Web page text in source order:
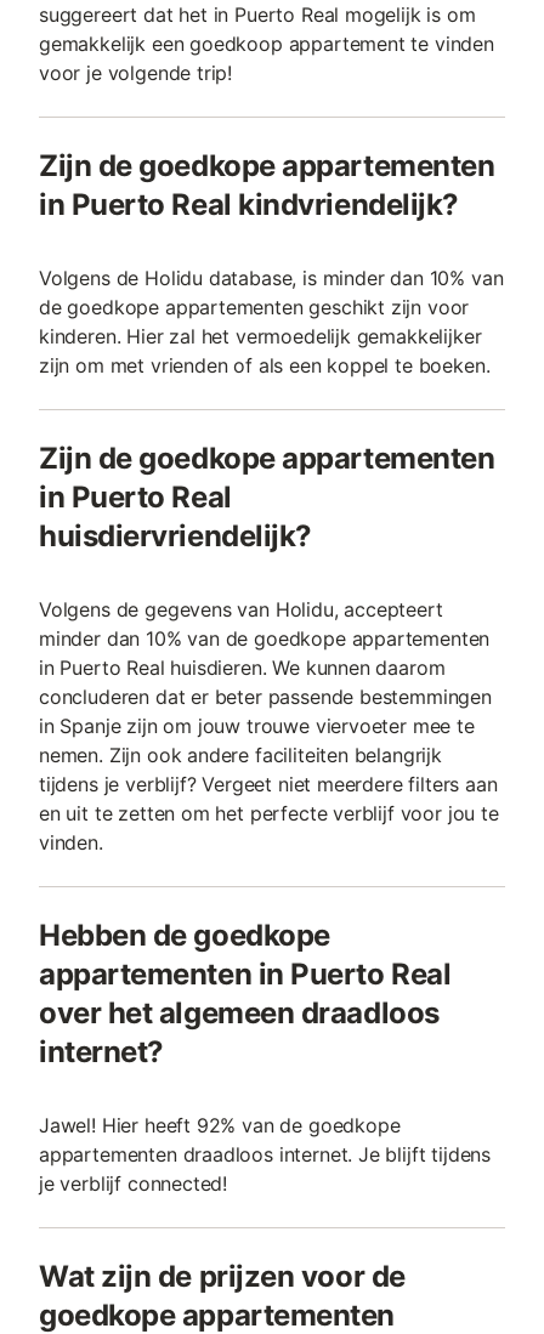
suggereert dat het in Puerto Real mogelijk is om
gemakkelijk een goedkoop appartement te vinden
voor je volgende trip!
Zijn de goedkope appartementen
in Puerto Real kindvriendelijk?
Volgens de Holidu database, is minder dan 10% van
de goedkope appartementen geschikt zijn voor
kinderen. Hier zal het vermoedelijk gemakkelijker
zijn om met vrienden of als een koppel te boeken.
Zijn de goedkope appartementen
in Puerto Real
huisdiervriendelijk?
Volgens de gegevens van Holidu, accepteert
minder dan 10% van de goedkope appartementen
in Puerto Real huisdieren. We kunnen daarom
concluderen dat er beter passende bestemmingen
in Spanje zijn om jouw trouwe viervoeter mee te
nemen. Zijn ook andere faciliteiten belangrijk
tijdens je verblijf? Vergeet niet meerdere filters aan
en uit te zetten om het perfecte verblijf voor jou te
vinden.
Hebben de goedkope
appartementen in Puerto Real
over het algemeen draadloos
internet?
Jawel! Hier heeft 92% van de goedkope
appartementen draadloos internet. Je blijft tijdens
je verblijf connected!
Wat zijn de prijzen voor de
goedkope appartementen